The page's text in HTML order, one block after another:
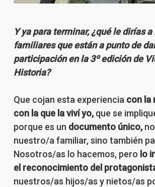
Y ya para terminar, ¿qué le dirías
familiares que están a punto de
participación en la 3º edición de
Historia?
Que cojan esta experiencia con la
con la que la viví yo,que se
porque es un documento único,
nuestro/a familiar, sino también
Nosotros/as lo hacemos, pero lo
el reconocimiento del
nuestros/as hijos/as y nietos/as